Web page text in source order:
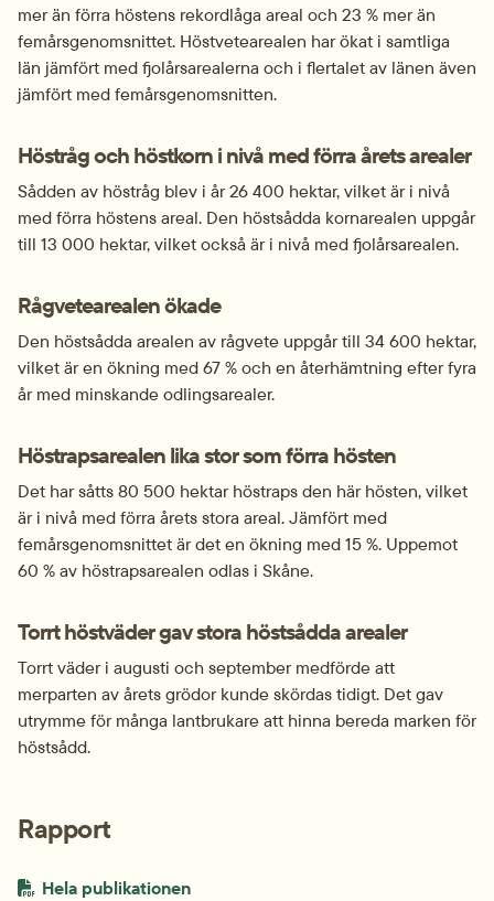
mer än förra höstens rekordlåga areal och 23 % mer än
femårsgenomsnittet. Höstvetearealen har ökat i samtliga
län jämfört med fjolårsarealerna och i flertalet av länen även
jämfört med femårsgenomsnitten.
Höstråg och höstkorn i nivå med förra årets arealer
Sådden av höstråg blev i år 26 400 hektar, vilket är i nivå
med förra höstens areal. Den höstsådda kornarealen uppgår
till 13 000 hektar, vilket också är i nivå med fjolårsarealen.
Rågvetearealen ökade
Den höstsådda arealen av rågvete uppgår till 34 600 hektar,
vilket är en ökning med 67 % och en återhämtning efter fyra
år med minskande odlingsarealer.
Höstrapsarealen lika stor som förra hösten
Det har såtts 80 500 hektar höstraps den här hösten, vilket
är i nivå med förra årets stora areal. Jämfört med
femårsgenomsnittet är det en ökning med 15 %. Uppemot
60 % av höstrapsarealen odlas i Skåne.
Torrt höstväder gav stora höstsådda arealer
Torrt väder i augusti och september medförde att
merparten av årets grödor kunde skördas tidigt. Det gav
utrymme för många lantbrukare att hinna bereda marken för
höstsådd.
Rapport
PDF-fil.
Hela publikationenpdf, 683.2 kB.